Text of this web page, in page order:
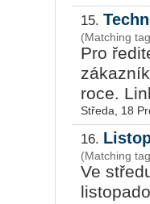
15.
(Matching
Pro
roce.
Středa, 18
16.
(Matching
Ve